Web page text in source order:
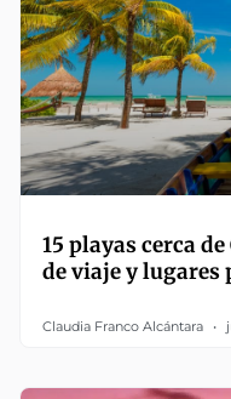
15 playas cerca
de viaje y lugares
Claudia Franco Alcántara